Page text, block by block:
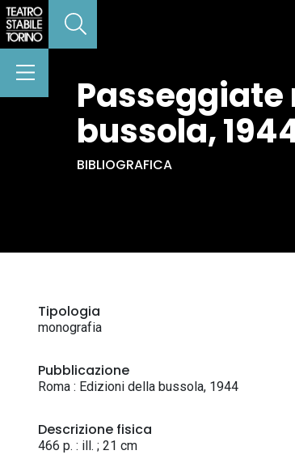
Passeggiate
bussola,
BIBLIOGRAFICA
Tipologia
monografia
Pubblicazione
Roma : Edizioni della bussola, 1944
Descrizione fisica
466 p. : ill. ; 21 cm